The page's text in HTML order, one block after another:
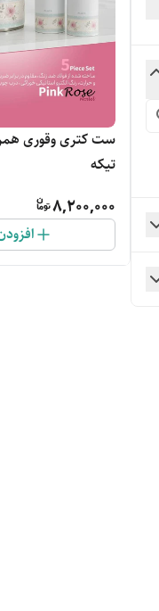
ست کتری وقوری
تیکه
8,200,000